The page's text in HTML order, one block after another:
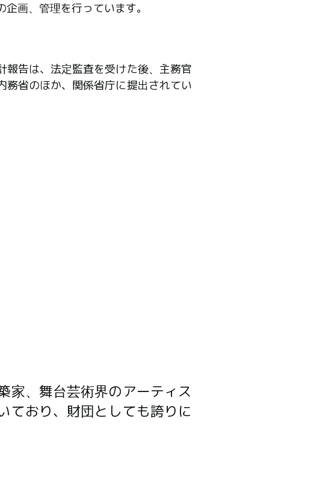
企画、管理を行っています。
報告は、法定監査を受けた後、主務官
務省のほか、関係省庁に提出されてい
家、舞台芸術界のアーティス
ており、財団としても誇りに